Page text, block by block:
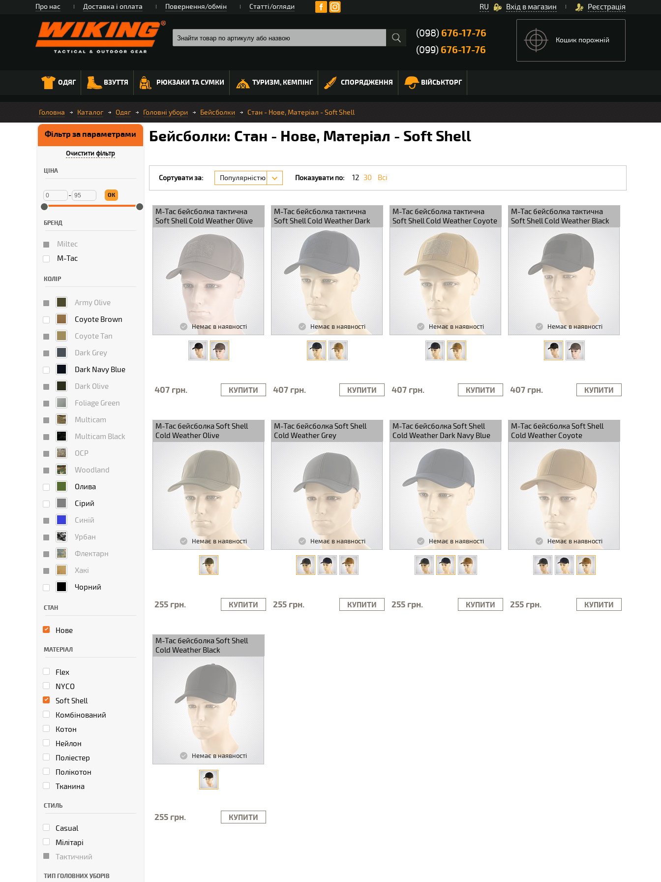
Про нас Доставка і оплата Повернення/обмін Статті/огляди Вхід в магазин Реєстрація
RU
(098) 676-17-76
(099) 676-17-76
Кошик порожній
ОДЯГ ВЗУТТЯ РЮКЗАКИ ТА СУМКИ ТУРИЗМ, КЕМПІНГ СПОРЯДЖЕННЯ ВІЙСЬКТОРГ
Головна Каталог Одяг Головні убори Бейсболки Стан - Нове, Матеріал - Soft Shell
Бейсболки: Стан - Нове, Матеріал - Soft Shell
Фільтр за параметрами
Очистити фільтр
ЦІНА
- ОК
БРЕНД
Miltec
M-Tac
КОЛІР
Army Olive
Coyote Brown
Coyote Tan
Dark Grey
Dark Navy Blue
Dark Olive
Foliage Green
Multicam
Multicam Black
OCP
Woodland
Олива
Сірий
Синій
Урбан
Флектарн
Хакі
Чорний
СТАН
Нове
МАТЕРІАЛ
Flex
NYCO
Soft Shell
Комбінований
Котон
Нейлон
Поліестер
Полікотон
Тканина
СТИЛЬ
Casual
Мілітарі
Тактичний
ТИП ГОЛОВНИХ УБОРІВ
Сортувати за: Популярністю Показувати по: 12 30 Всі
M-Tac бейсболка тактична
Soft Shell Cold Weather Olive
Немає в наявності
407 грн. КУПИТИ
M-Tac бейсболка тактична
Soft Shell Cold Weather Dark
Navy Blue
Немає в наявності
407 грн. КУПИТИ
M-Tac бейсболка тактична
Soft Shell Cold Weather Coyote
Немає в наявності
407 грн. КУПИТИ
M-Tac бейсболка тактична
Soft Shell Cold Weather Black
Немає в наявності
407 грн. КУПИТИ
M-Tac бейсболка Soft Shell
Cold Weather Olive
Немає в наявності
255 грн. КУПИТИ
M-Tac бейсболка Soft Shell
Cold Weather Grey
Немає в наявності
255 грн. КУПИТИ
M-Tac бейсболка Soft Shell
Cold Weather Dark Navy Blue
Немає в наявності
255 грн. КУПИТИ
M-Tac бейсболка Soft Shell
Cold Weather Coyote
Немає в наявності
255 грн. КУПИТИ
M-Tac бейсболка Soft Shell
Cold Weather Black
Немає в наявності
255 грн. КУПИТИ